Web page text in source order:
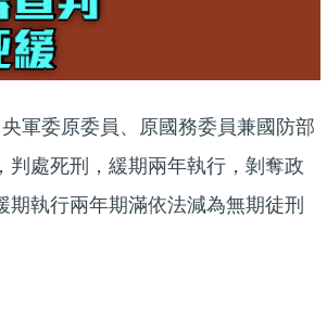
軍委原委員、原國務委員兼國防部
處死刑，緩期兩年執行，剝奪政
執行兩年期滿依法減為無期徒刑